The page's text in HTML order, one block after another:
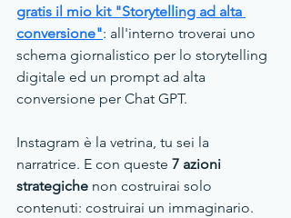
gratis il mio kit "Storytelling ad alta
conversione": all'interno troverai uno
schema giornalistico per lo storytelling
digitale ed un prompt ad alta
conversione per Chat GPT.
Instagram è la vetrina, tu sei la
narratrice. E con queste 7 azioni
strategiche non costruirai solo
contenuti: costruirai un immaginario.